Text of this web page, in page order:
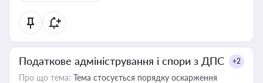
Податкове адміністрування і спори з ДПС +2
Про що тема: Тема стосується порядку оскарження